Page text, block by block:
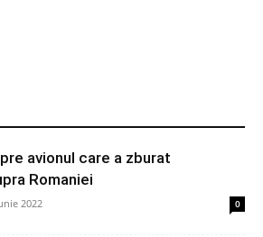
avionul care a zburat
Romaniei
2022 0